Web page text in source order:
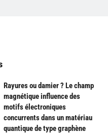
Rayures ou damier ? Le champ
magnétique influence des
motifs électroniques
concurrents dans un matériau
quantique de type graphène